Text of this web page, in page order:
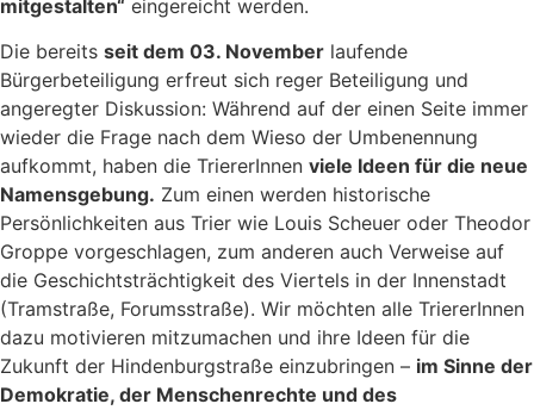
mitgestalten“ eingereicht werden.
Die bereits seit dem 03. November laufende
Bürgerbeteiligung erfreut sich reger Beteiligung und
angeregter Diskussion: Während auf der einen Seite immer
wieder die Frage nach dem Wieso der Umbenennung
aufkommt, haben die TriererInnen viele Ideen für die neue
Namensgebung. Zum einen werden historische
Persönlichkeiten aus Trier wie Louis Scheuer oder Theodor
Groppe vorgeschlagen, zum anderen auch Verweise auf
die Geschichtsträchtigkeit des Viertels in der Innenstadt
(Tramstraße, Forumsstraße). Wir möchten alle TriererInnen
dazu motivieren mitzumachen und ihre Ideen für die
Zukunft der Hindenburgstraße einzubringen – im Sinne der
Demokratie, der Menschenrechte und des